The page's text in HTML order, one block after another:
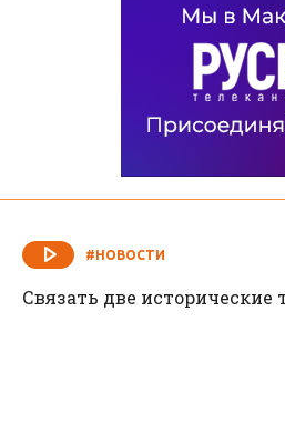
#НОВОСТИ
Связать две исторические